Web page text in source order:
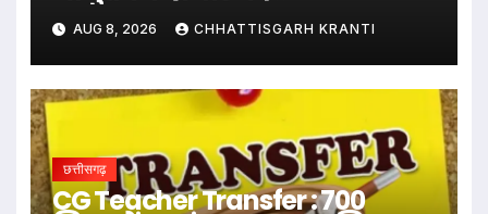
AUG 8, 2026 CHHATTISGARH KRANTI
छत्तीसगढ़
CG Teacher Transfer : 700